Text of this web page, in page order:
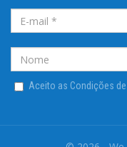
Aceito as Condições